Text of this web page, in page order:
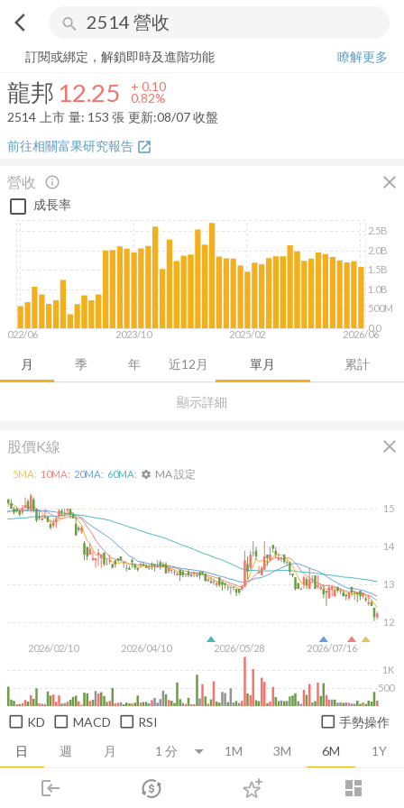
arrow_back_ios search
login dashboard
市場 登入
龍邦 12.25+ 0.82%
訂閱或綁定，解鎖即時及進階功能
瞭解更多
龍邦 12.25 + 0.10
0.82%
2514 上市 量: 153 張 更新:08/07 收盤
前往相關富果研究報告 open_in_new
營收 close
顯示詳細
info_outline
月 季 年 近12月 單月 累計
成長率
2022/06 2023/10 2025/02 2026/06
0.0
500M
1.0B
1.5B
2.0B
2.5B
股價K線 close
日 週 月 1M 3M 6M 1Y
2026/02/10 2026/04/10 2026/05/28 2026/07/16
12
13
14
15
500
1K
5MA: 10MA: 20MA: 60MA: settings MA 設定
KD MACD RSI 手勢操作
推薦卡片 消息面 財務報